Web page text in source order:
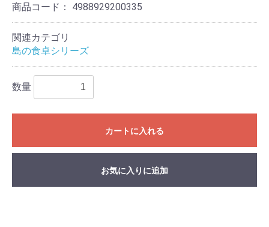
商品コード： 4988929200335
関連カテゴリ
島の食卓シリーズ
数量
カートに入れる
お気に入りに追加